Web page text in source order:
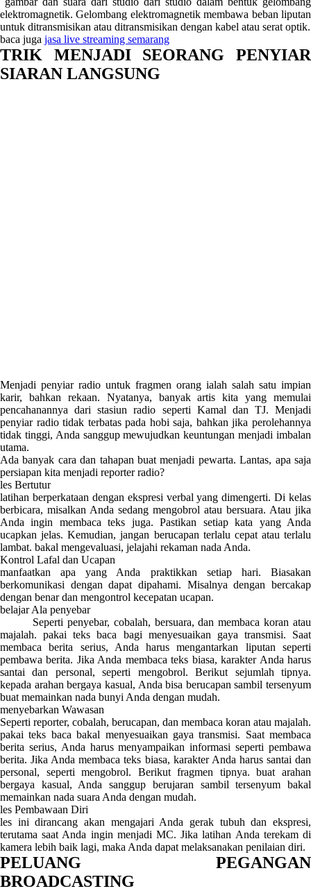
elektromagnetik. Gelombang elektromagnetik membawa beban liputan
untuk ditransmisikan atau ditransmisikan dengan kabel atau serat optik.
baca juga jasa live streaming semarang
TRIK MENJADI SEORANG PENYIAR
SIARAN LANGSUNG
Menjadi penyiar radio untuk fragmen orang ialah salah satu impian
karir, bahkan rekaan. Nyatanya, banyak artis kita yang memulai
pencahanannya dari stasiun radio seperti Kamal dan TJ. Menjadi
penyiar radio tidak terbatas pada hobi saja, bahkan jika perolehannya
tidak tinggi, Anda sanggup mewujudkan keuntungan menjadi imbalan
utama.
Ada banyak cara dan tahapan buat menjadi pewarta. Lantas, apa saja
persiapan kita menjadi reporter radio?
les Bertutur
latihan berperkataan dengan ekspresi verbal yang dimengerti. Di kelas
berbicara, misalkan Anda sedang mengobrol atau bersuara. Atau jika
Anda ingin membaca teks juga. Pastikan setiap kata yang Anda
ucapkan jelas. Kemudian, jangan berucapan terlalu cepat atau terlalu
lambat. bakal mengevaluasi, jelajahi rekaman nada Anda.
Kontrol Lafal dan Ucapan
manfaatkan apa yang Anda praktikkan setiap hari. Biasakan
berkomunikasi dengan dapat dipahami. Misalnya dengan bercakap
dengan benar dan mengontrol kecepatan ucapan.
belajar Ala penyebar
Seperti penyebar, cobalah, bersuara, dan membaca koran atau
majalah. pakai teks baca bagi menyesuaikan gaya transmisi. Saat
membaca berita serius, Anda harus mengantarkan liputan seperti
pembawa berita. Jika Anda membaca teks biasa, karakter Anda harus
santai dan personal, seperti mengobrol. Berikut sejumlah tipnya.
kepada arahan bergaya kasual, Anda bisa berucapan sambil tersenyum
buat memainkan nada bunyi Anda dengan mudah.
menyebarkan Wawasan
Seperti reporter, cobalah, berucapan, dan membaca koran atau majalah.
pakai teks baca bakal menyesuaikan gaya transmisi. Saat membaca
berita serius, Anda harus menyampaikan informasi seperti pembawa
berita. Jika Anda membaca teks biasa, karakter Anda harus santai dan
personal, seperti mengobrol. Berikut fragmen tipnya. buat arahan
bergaya kasual, Anda sanggup berujaran sambil tersenyum bakal
memainkan nada suara Anda dengan mudah.
les Pembawaan Diri
les ini dirancang akan mengajari Anda gerak tubuh dan ekspresi,
terutama saat Anda ingin menjadi MC. Jika latihan Anda terekam di
kamera lebih baik lagi, maka Anda dapat melaksanakan penilaian diri.
PELUANG PEGANGAN
BROADCASTING